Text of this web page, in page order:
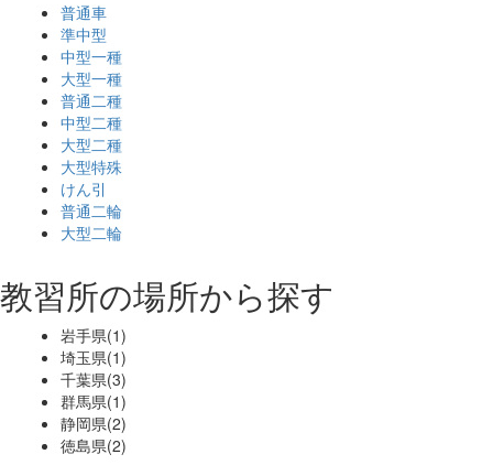
普通車
準中型
中型一種
大型一種
普通二種
中型二種
大型二種
大型特殊
けん引
普通二輪
大型二輪
教習所の場所から探す
岩手県(1)
埼玉県(1)
千葉県(3)
群馬県(1)
静岡県(2)
徳島県(2)